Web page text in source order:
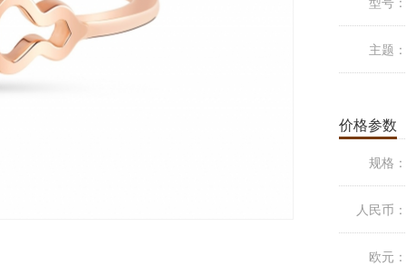
主题：
价格参数
规格：
人民币：
欧元：